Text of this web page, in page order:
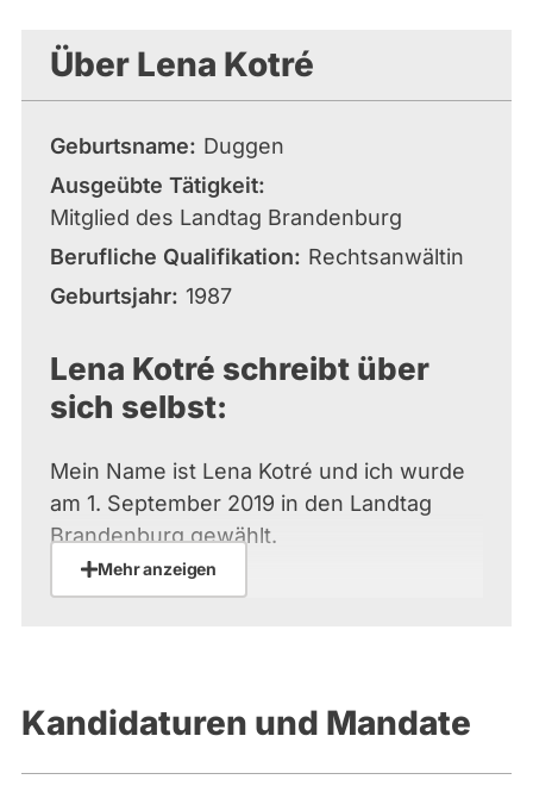
Über Lena Kotré
Geburtsname
Duggen
Ausgeübte Tätigkeit
Mitglied des Landtag Brandenburg
Berufliche Qualifikation
Rechtsanwältin
Geburtsjahr 1987
Lena Kotré schreibt über
sich selbst:
Mein Name ist Lena Kotré und ich wurde
am 1. September 2019 in den Landtag
Brandenburg gewählt.
Mein besonderes Interesse gilt der
Unwillen vieler Zuwanderer, sich in
durch fehlende Bereitschaft der
Mehr anzeigen
Kandidaturen und Mandate